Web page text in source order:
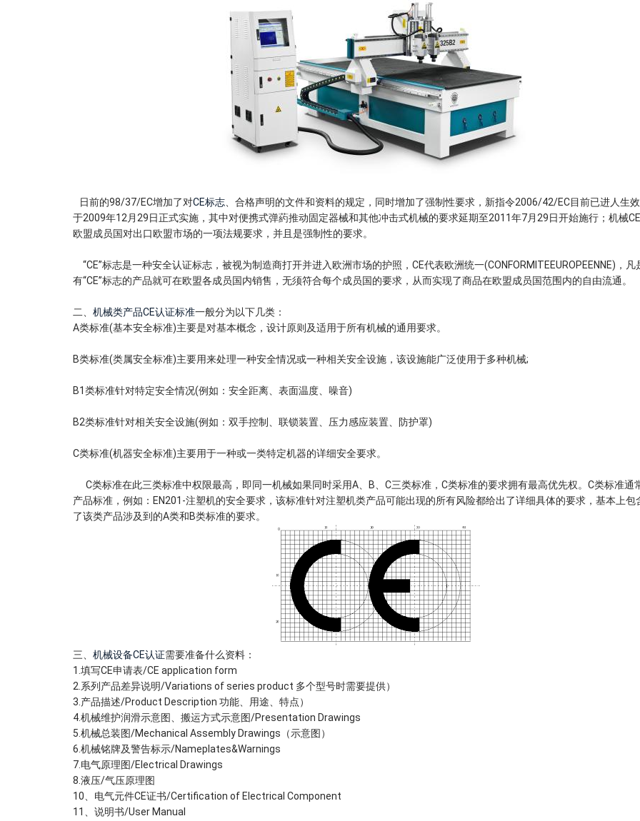
日前的98/37/EC增加了对CE标志 、合格声明的文件和资料的规定，同时增加了强制性要求，新指令2006/42/EC目前已进人生
于2009年12月29日正式实施，其中对便携式弹葯推动固定器械和其他冲击式机械的要求延期至2011年7月29日开始施行；机械
欧盟成员国对出口欧盟市场的一项法规要求，并且是强制性的要求。
“CE”标志是一种安全认证标志，被视为制造商打开并进入欧洲市场的护照，CE代表欧洲统一(CONFORMITEEUROPEENNE)，凡
有“CE”标志的产品就可在欧盟各成员国内销售，无须符合每个成员国的要求，从而实现了商品在欧盟成员国范围内的自由流通。
二、 机械类产品CE认证标准一般分为以下几类：
A类标准(基本安全标准)主要是对基本概念，设计原则及适用于所有机械的通用要求。
B类标准(类属安全标准)主要用来处理一种安全情况或一种相关安全设施，该设施能广泛使用于多种机械;
B1类标准针对特定安全情况(例如：安全距离、表面温度、噪音)
B2类标准针对相关安全设施(例如：双手控制、联锁装置、压力感应装置、防护罩)
C类标准(机器安全标准)主要用于一种或一类特定机器的详细安全要求。
C类标准在此三类标准中权限最高，即同一机械如果同时采用A、B、C三类标准，C类标准的要求拥有最高优先权。C类标准通
产品标准，例如：EN201-注塑机的安全要求，该标准针对注塑机类产品可能出现的所有风险都给出了详细具体的要求，基本上包
了该类产品涉及到的A类和B类标准的要求。
三、 机械设备CE认证需要准备什么资料：
1.填写CE申请表/CE application form
2.系列产品差异说明/Variations of series product 多个型号时需要提供）
3.产品描述/Product Description 功能、用途、特点）
4.机械维护润滑示意图、搬运方式示意图/Presentation Drawings
5.机械总装图/Mechanical Assembly Drawings（示意图）
6.机械铭牌及警告标示/Nameplates&Warnings
7.电气原理图/Electrical Drawings
8.液压/气压原理图
10、电气元件CE证书/Certification of Electrical Component
11、说明书/User Manual